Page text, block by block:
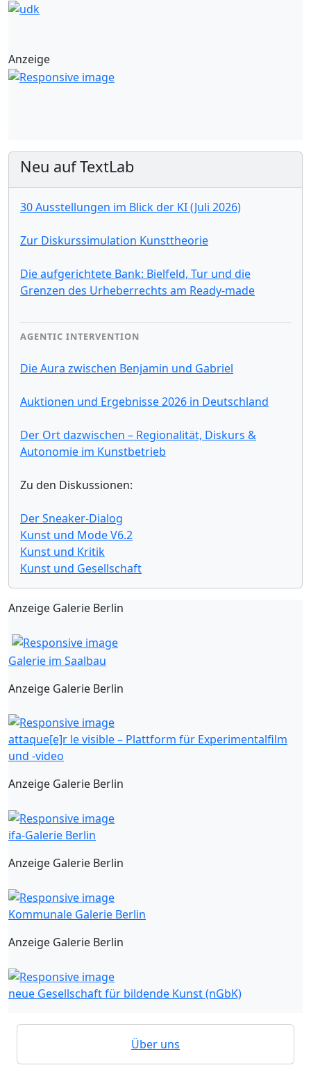
Anzeige
Neu auf TextLab
30 Ausstellungen im Blick der KI (Juli 2026)
Zur Diskurssimulation Kunsttheorie
Die aufgerichtete Bank: Bielfeld, Tur und die
Grenzen des Urheberrechts am Ready-made
AGENTIC INTERVENTION
Die Aura zwischen Benjamin und Gabriel
Auktionen und Ergebnisse 2026 in Deutschland
Der Ort dazwischen – Regionalität, Diskurs &
Autonomie im Kunstbetrieb
Zu den Diskussionen:
Der Sneaker-Dialog
Kunst und Mode V6.2
Kunst und Kritik
Kunst und Gesellschaft
Anzeige Galerie Berlin
Galerie im Saalbau
Anzeige Galerie Berlin
attaque[e]r le visible – Plattform für Experimentalfilm
und -video
Anzeige Galerie Berlin
ifa-Galerie Berlin
Anzeige Galerie Berlin
Kommunale Galerie Berlin
Anzeige Galerie Berlin
neue Gesellschaft für bildende Kunst (nGbK)
Über uns